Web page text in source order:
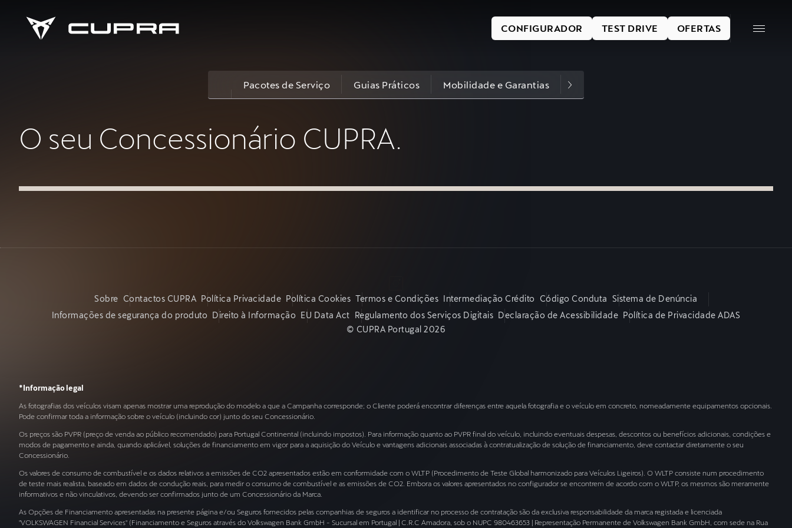
CONFIGURADOR TEST DRIVE OFERTAS
Pacotes de Serviço Guias Práticos Mobilidade e Garantias
O seu Concessionário CUPRA.
Sobre Contactos CUPRA Política Privacidade Política Cookies Termos e Condições Intermediação Crédito Código Conduta Sistema de Denúncia
Informações de segurança do produto Direito à Informação EU Data Act Regulamento dos Serviços Digitais Declaração de Acessibilidade Política de Privacidade ADAS
© CUPRA Portugal 2026
*Informação legal
As fotografias dos veículos visam apenas mostrar uma reprodução do modelo a que a Campanha corresponde; o Cliente poderá encontrar diferenças entre aquela fotografia e o veículo em concreto, nomeadamente equipamentos opcionais.
Pode confirmar toda a informação sobre o veículo (incluindo cor) junto do seu Concessionário.
Os preços são PVPR (preço de venda ao público recomendado) para Portugal Continental (incluindo impostos). Para informação quanto ao PVPR final do veículo, incluindo eventuais despesas, descontos ou benefícios adicionais, condições e
modos de pagamento e ainda, quando aplicável, soluções de financiamento em vigor para a aquisição do Veículo e vantagens adicionais associadas à contratualização de solução de financiamento, deve contactar diretamente o seu
Concessionário.
Os valores de consumo de combustível e os dados relativos a emissões de CO2 apresentados estão em conformidade com o WLTP (Procedimento de Teste Global harmonizado para Veículos Ligeiros). O WLTP consiste num procedimento
de teste mais realista, baseado em dados de condução reais, para medir o consumo de combustível e as emissões de CO2. Embora os valores apresentados no configurador se encontrem de acordo com o WLTP, os mesmos são meramente
informativos e não vinculativos, devendo ser confirmados junto de um Concessionário da Marca.
As Opções de Financiamento apresentadas na presente página e/ou Seguros fornecidos pelas companhias de seguros a identificar no processo de contratação são da exclusiva responsabilidade da marca registada e licenciada
"VOLKSWAGEN Financial Services" (Financiamento e Seguros através do Volkswagen Bank GmbH - Sucursal em Portugal | C.R.C Amadora, sob o NUPC 980463653 | Representação Permanente de Volkswagen Bank GmbH, com sede na Rua